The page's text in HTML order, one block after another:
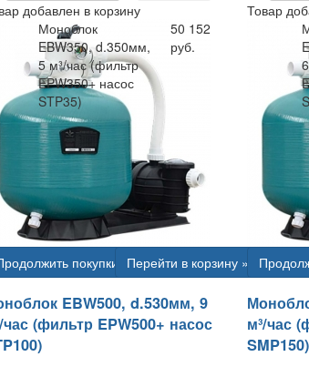
добавлен в корзину
Моноблок
EBW350, d.350мм,
5 м³/час (фильтр
EPW350+ насос
STP35)
50 152
руб.
покупки Перейти в корзину »
Товар
EBW500, d.530мм, 9
час (фильтр EPW500+ насос
м³/час
SMP150)